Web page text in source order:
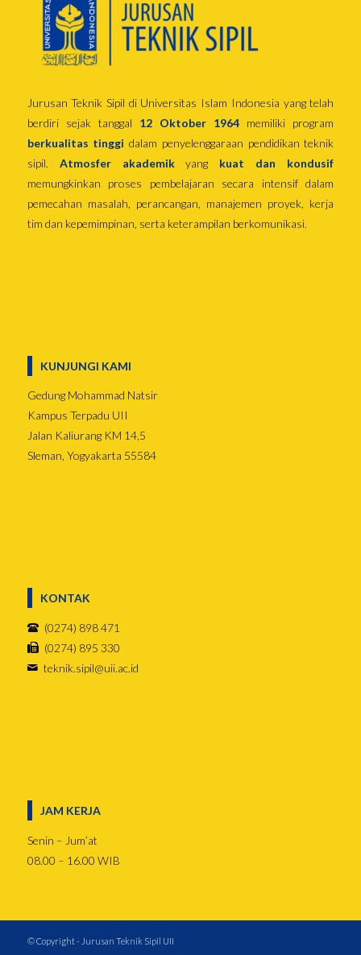
Jurusan Teknik Sipil di Universitas Islam Indonesia yang telah
berdiri sejak tanggal 12 Oktober 1964 memiliki program
berkualitas tinggi dalam penyelenggaraan pendidikan teknik
sipil. Atmosfer akademikyang kuat dan kondusif
memungkinkan proses pembelajaran secara intensif dalam
pemecahan masalah, perancangan, manajemen proyek, kerja
tim dan kepemimpinan, serta keterampilan berkomunikasi.
KUNJUNGI KAMI
Gedung Mohammad Natsir
Kampus Terpadu UII
Jalan Kaliurang KM 14,5
Sleman, Yogyakarta 55584
KONTAK
(0274) 898 471
(0274) 895 330
teknik.sipil@uii.ac.id
JAM KERJA
Senin – Jum’at
08.00 – 16.00 WIB
© Copyright - Jurusan Teknik Sipil UII